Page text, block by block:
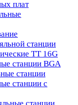
плат
станции
TT 16G
станции BGA
станции
станции с
станции